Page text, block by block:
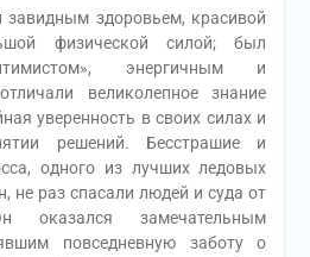
здоровьем, красивой
физической силой; был
энергичным и
великолепное знание
уверенность в своих силах и
решений. Бесстрашие и
одного из лучших ледовых
не раз спасали людей и суда от
оказался замечательным
повседневную заботу о